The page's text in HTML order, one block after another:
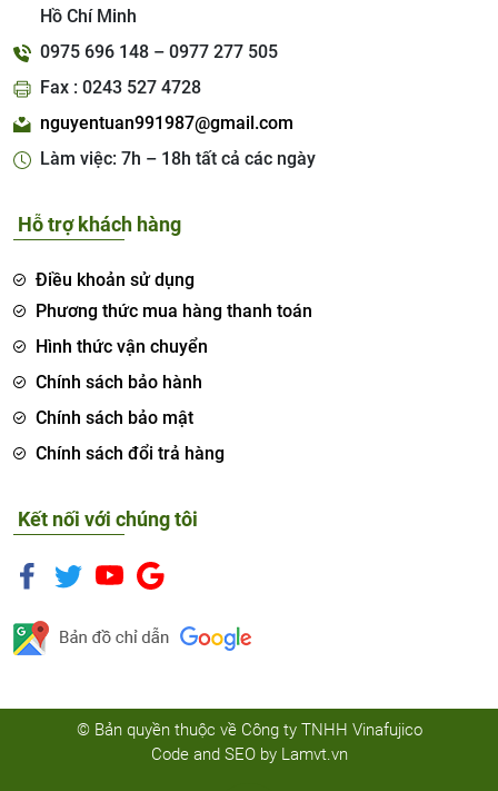
Hồ Chí Minh
0975 696 148 – 0977 277 505
Fax : 0243 527 4728
nguyentuan991987@gmail.com
Làm việc: 7h – 18h tất cả các ngày
Hỗ trợ khách hàng
Điều khoản sử dụng
Phương thức mua hàng thanh toán
Hình thức vận chuyển
Chính sách bảo hành
Chính sách bảo mật
Chính sách đổi trả hàng
Kết nối với chúng tôi
© Bản quyền thuộc về Công ty TNHH Vinafujico
Code and SEO by Lamvt.vn